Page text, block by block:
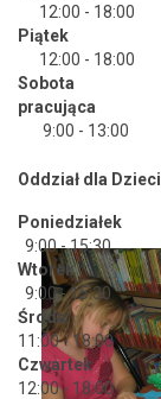
12:00 - 18:00
Piątek
12:00 - 18:00
Sobota
pracująca
9:00 - 13:00
Oddział dla Dzieci
Poniedziałek
9:00 - 15:30
Wtorek
9:00 - 15:30
Środa
11:00 - 18:00
Czwartek
12:00 - 18:00